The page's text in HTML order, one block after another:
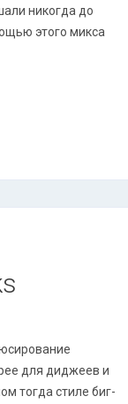
никогда до
этого микса
для диджеев и
тогда стиле биг-